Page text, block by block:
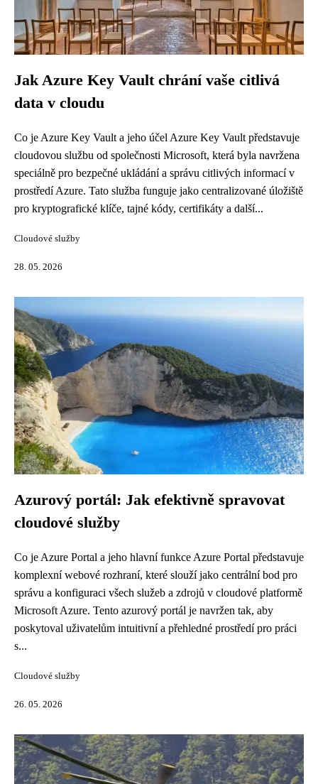
Jak Azure Key Vault chrání vaše citlivá
data v cloudu
Co je Azure Key Vault a jeho účel Azure Key Vault představuje
cloudovou službu od společnosti Microsoft, která byla navržena
speciálně pro bezpečné ukládání a správu citlivých informací v
prostředí Azure. Tato služba funguje jako centralizované úložiště
pro kryptografické klíče, tajné kódy, certifikáty a další...
Cloudové služby
28. 05. 2026
Azurový portál: Jak efektivně spravovat
cloudové služby
Co je Azure Portal a jeho hlavní funkce Azure Portal představuje
komplexní webové rozhraní, které slouží jako centrální bod pro
správu a konfiguraci všech služeb a zdrojů v cloudové platformě
Microsoft Azure. Tento azurový portál je navržen tak, aby
poskytoval uživatelům intuitivní a přehledné prostředí pro práci
s...
Cloudové služby
26. 05. 2026